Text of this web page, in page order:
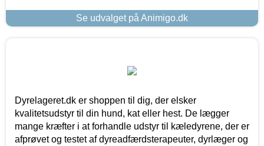
Se udvalget på Animigo.dk
Dyrelageret.dk er shoppen til dig, der elsker
kvalitetsudstyr til din hund, kat eller hest. De lægger
mange kræfter i at forhandle udstyr til kæledyrene, der er
afprøvet og testet af dyreadfærdsterapeuter, dyrlæger og